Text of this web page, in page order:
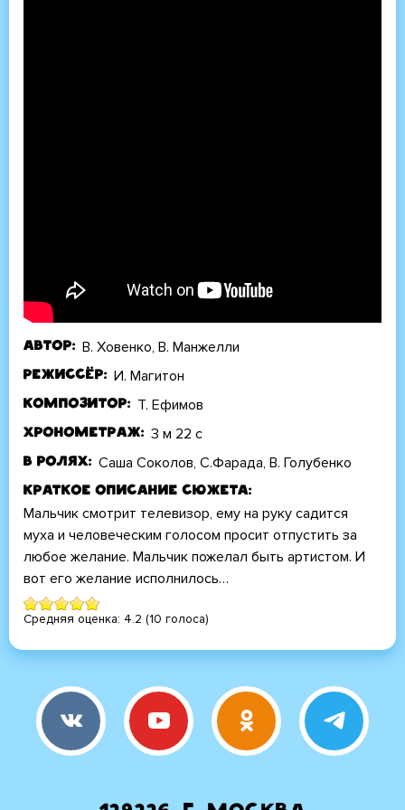
Автор В. Ховенко, В. Манжелли
Режиссёр И. Магитон
Композитор Т. Ефимов
Хронометраж 3 м 22 с
В ролях Саша Соколов, С.Фарада, В. Голубенко
Краткое описание сюжета
Мальчик смотрит телевизор, ему на руку садится
муха и человеческим голосом просит отпустить за
любое желание. Мальчик пожелал быть артистом. И
вот его желание исполнилось…
Средняя оценка: 4.2 (10 голоса)